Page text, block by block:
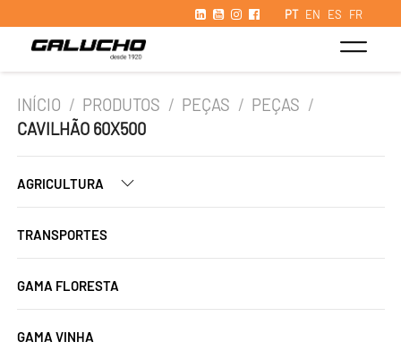
PT EN ES FR
INÍCIO / PRODUTOS / PEÇAS / PEÇAS /
CAVILHÃO 60X500
AGRICULTURA
TRANSPORTES
GAMA FLORESTA
GAMA VINHA